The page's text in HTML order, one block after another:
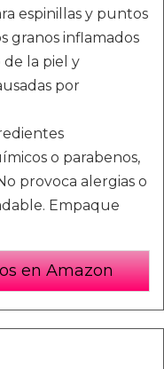
espinillas y puntos
granos inflamados
la piel y
por
o parabenos,
provoca alergias o
Empaque
en Amazon